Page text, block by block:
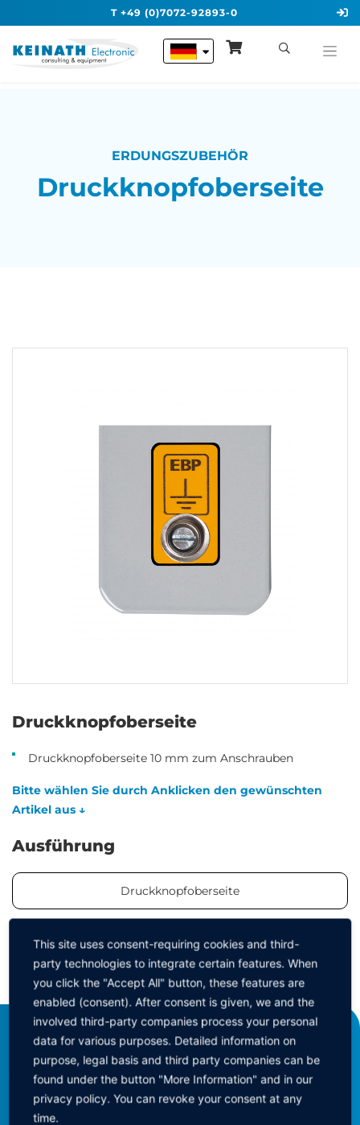
T +49 (0)7072-92893-0
ERDUNGSZUBEHÖR
Druckknopfoberseite
Druckknopfoberseite
Druckknopfoberseite 10 mm zum Anschrauben
Bitte wählen Sie durch Anklicken den gewünschten
Artikel aus ↓
Ausführung
Druckknopfoberseite
ZURÜCK ZUR GRUPPE
KEINATH Electronic GmbH
consulting & equipment
Robert-Bosch-Straße 34
72810 Gomaringen
This site uses consent-requiring cookies and third-
party technologies to integrate certain features. When
you click the "Accept All" button, these features are
enabled (consent). After consent is given, we and the
involved third-party companies process your personal
data for various purposes. Detailed information on
purpose, legal basis and third party companies can be
found under the button "More Information" and in our
privacy policy. You can revoke your consent at any
time.